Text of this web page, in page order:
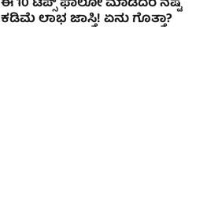
ಕಡಿಮೆ ಲಾಭ ಜಾಸ್ತಿ! ಏನು ಗೊತ್ತಾ?